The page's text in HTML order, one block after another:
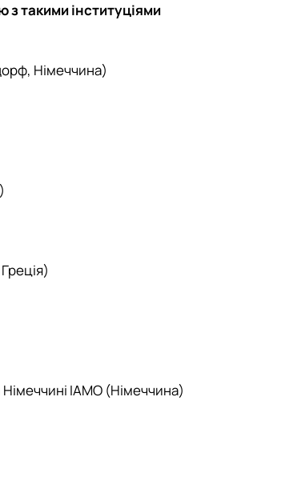
такими інституціями
Німеччина)
Німеччині ІАМО (Німеччина)